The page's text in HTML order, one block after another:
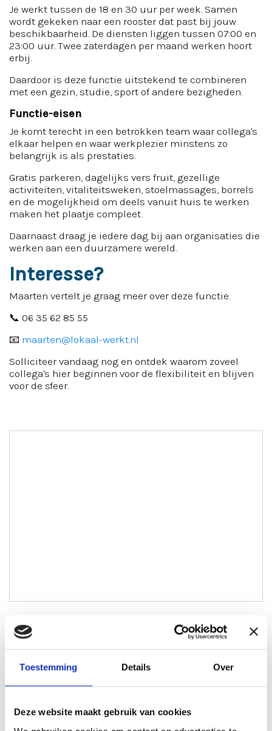
Toestemming Details Over
Deze website maakt gebruik van cookies
Je werkt tussen de 18 en 30 uur per week. Samen
wordt gekeken naar een rooster dat past bij jouw
beschikbaarheid. De diensten liggen tussen 07:00 en
23:00 uur. Twee zaterdagen per maand werken hoort
erbij.
Daardoor is deze functie uitstekend te combineren
met een gezin, studie, sport of andere bezigheden.
Functie-eisen
Je komt terecht in een betrokken team waar collega's
elkaar helpen en waar werkplezier minstens zo
belangrijk is als prestaties.
Gratis parkeren, dagelijks vers fruit, gezellige
activiteiten, vitaliteitsweken, stoelmassages, borrels
en de mogelijkheid om deels vanuit huis te werken
maken het plaatje compleet.
Daarnaast draag je iedere dag bij aan organisaties die
werken aan een duurzamere wereld.
Interesse?
Maarten vertelt je graag meer over deze functie.
📞 06 35 62 85 55
📧 maarten@lokaal-werkt.nl
Solliciteer vandaag nog en ontdek waarom zoveel
collega's hier beginnen voor de flexibiliteit en blijven
voor de sfeer.
Maarten Joosten
Lokale Partner Amsterdam
maarten@lokaal-werkt.nl